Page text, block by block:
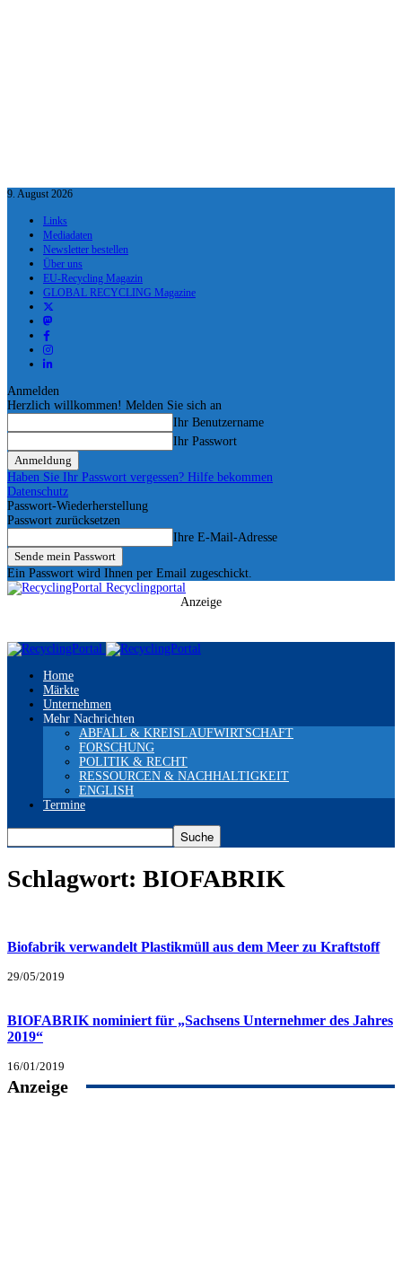
9. August 2026
Links
Mediadaten
Newsletter bestellen
Über uns
EU-Recycling Magazin
GLOBAL RECYCLING Magazine
Anmelden
Herzlich willkommen! Melden Sie sich an
Ihr Benutzername
Ihr Passwort
Haben Sie Ihr Passwort vergessen? Hilfe bekommen
Datenschutz
Passwort-Wiederherstellung
Passwort zurücksetzen
Ihre E-Mail-Adresse
Ein Passwort wird Ihnen per Email zugeschickt.
Recyclingportal
Anzeige
Home
Märkte
Unternehmen
Mehr Nachrichten
ABFALL & KREISLAUFWIRTSCHAFT
FORSCHUNG
POLITIK & RECHT
RESSOURCEN & NACHHALTIGKEIT
ENGLISH
Termine
Schlagwort: BIOFABRIK
Biofabrik verwandelt Plastikmüll aus dem Meer zu Kraftstoff
29/05/2019
BIOFABRIK nominiert für „Sachsens Unternehmer des Jahres
2019“
16/01/2019
Anzeige